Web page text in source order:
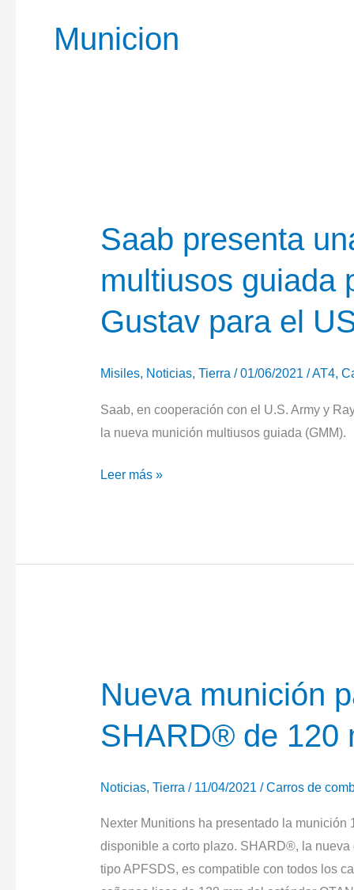
Municion
Saab presenta
multiusos guiada
Gustav para el
Misiles, Noticias, Tierra/01/06/2021 /AT4,
Saab, en cooperación con el U.S. Army y
la nueva munición multiusos guiada (GMM).
Saab
munición
y
Carl
Gustav
para
US
Army.
Leer más »
Nueva munición
SHARD® de 120
Noticias, Tierra / 11/04/2021 /Carros de
Nexter Munitions ha presentado la
disponible a corto plazo. SHARD®, la nueva
tipo APFSDS, es compatible con todos los